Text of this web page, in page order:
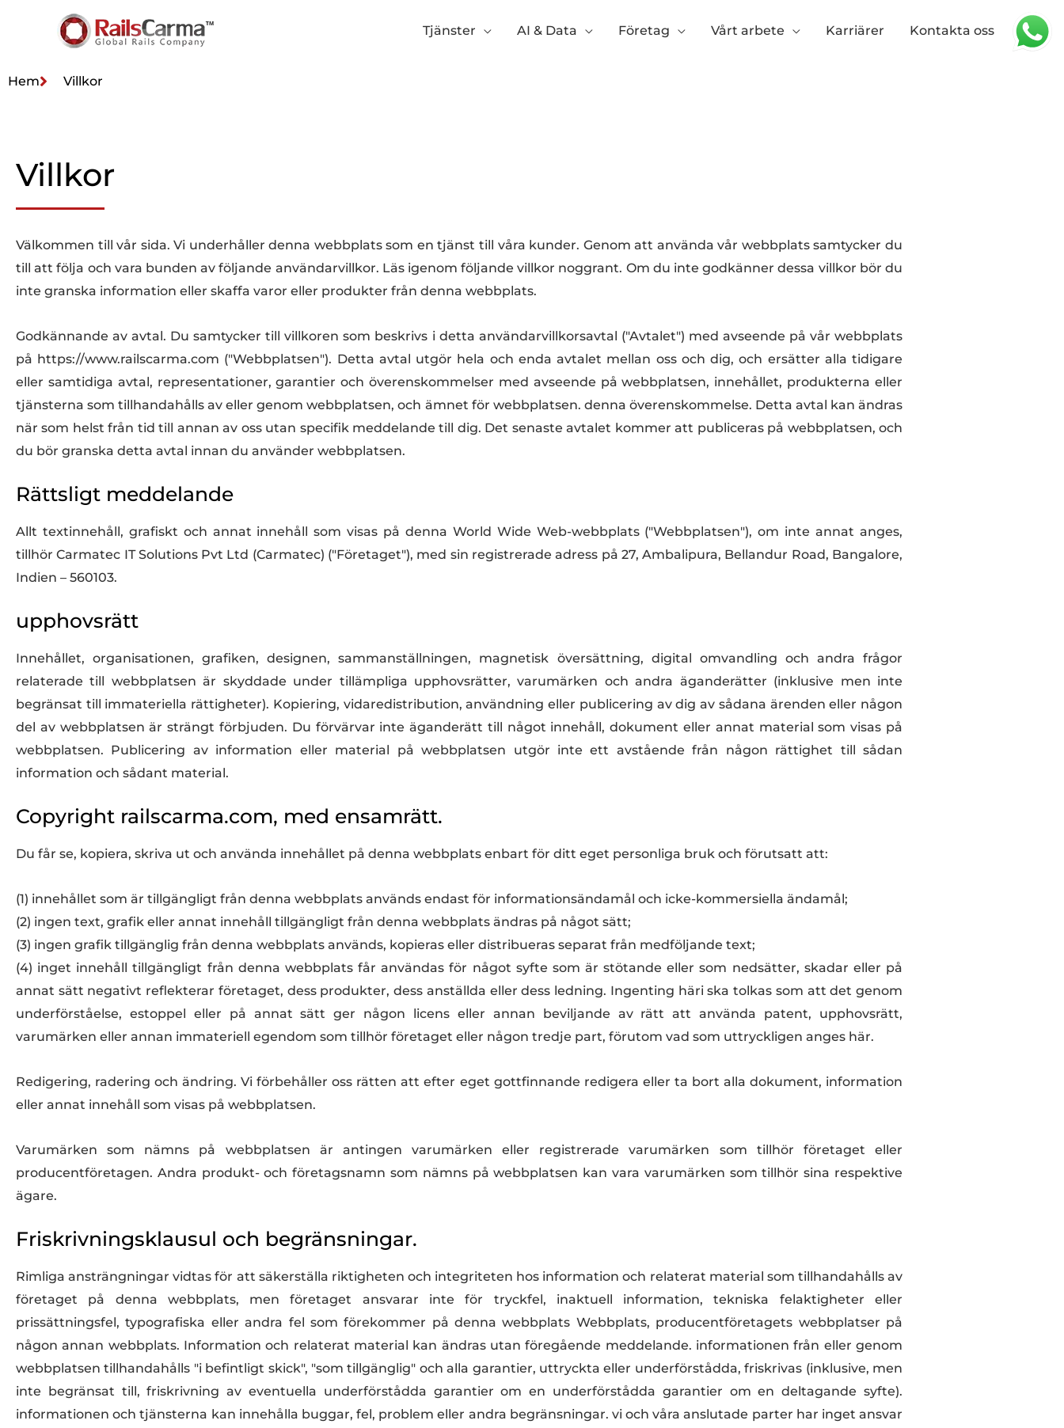
Tjänster AI & Data Företag Vårt arbete Karriärer Kontakta oss
Hem Villkor
Villkor
Välkommen till vår sida. Vi underhåller denna webbplats som en tjänst till våra kunder. Genom att använda vår webbplats samtycker du
till att följa och vara bunden av följande användarvillkor. Läs igenom följande villkor noggrant. Om du inte godkänner dessa villkor bör du
inte granska information eller skaffa varor eller produkter från denna webbplats.
Godkännande av avtal. Du samtycker till villkoren som beskrivs i detta användarvillkorsavtal ("Avtalet") med avseende på vår webbplats
på https://www.railscarma.com ("Webbplatsen"). Detta avtal utgör hela och enda avtalet mellan oss och dig, och ersätter alla tidigare
eller samtidiga avtal, representationer, garantier och överenskommelser med avseende på webbplatsen, innehållet, produkterna eller
tjänsterna som tillhandahålls av eller genom webbplatsen, och ämnet för webbplatsen. denna överenskommelse. Detta avtal kan ändras
när som helst från tid till annan av oss utan specifik meddelande till dig. Det senaste avtalet kommer att publiceras på webbplatsen, och
du bör granska detta avtal innan du använder webbplatsen.
Rättsligt meddelande
Allt textinnehåll, grafiskt och annat innehåll som visas på denna World Wide Web-webbplats ("Webbplatsen"), om inte annat anges,
tillhör Carmatec IT Solutions Pvt Ltd (Carmatec) ("Företaget"), med sin registrerade adress på 27, Ambalipura, Bellandur Road, Bangalore,
Indien – 560103.
upphovsrätt
Innehållet, organisationen, grafiken, designen, sammanställningen, magnetisk översättning, digital omvandling och andra frågor
relaterade till webbplatsen är skyddade under tillämpliga upphovsrätter, varumärken och andra äganderätter (inklusive men inte
begränsat till immateriella rättigheter). Kopiering, vidaredistribution, användning eller publicering av dig av sådana ärenden eller någon
del av webbplatsen är strängt förbjuden. Du förvärvar inte äganderätt till något innehåll, dokument eller annat material som visas på
webbplatsen. Publicering av information eller material på webbplatsen utgör inte ett avstående från någon rättighet till sådan
information och sådant material.
Copyright railscarma.com, med ensamrätt.
Du får se, kopiera, skriva ut och använda innehållet på denna webbplats enbart för ditt eget personliga bruk och förutsatt att:
(1) innehållet som är tillgängligt från denna webbplats används endast för informationsändamål och icke-kommersiella ändamål;
(2) ingen text, grafik eller annat innehåll tillgängligt från denna webbplats ändras på något sätt;
(3) ingen grafik tillgänglig från denna webbplats används, kopieras eller distribueras separat från medföljande text;
(4) inget innehåll tillgängligt från denna webbplats får användas för något syfte som är stötande eller som nedsätter, skadar eller på
annat sätt negativt reflekterar företaget, dess produkter, dess anställda eller dess ledning. Ingenting häri ska tolkas som att det genom
underförståelse, estoppel eller på annat sätt ger någon licens eller annan beviljande av rätt att använda patent, upphovsrätt,
varumärken eller annan immateriell egendom som tillhör företaget eller någon tredje part, förutom vad som uttryckligen anges här.
Redigering, radering och ändring. Vi förbehåller oss rätten att efter eget gottfinnande redigera eller ta bort alla dokument, information
eller annat innehåll som visas på webbplatsen.
Varumärken som nämns på webbplatsen är antingen varumärken eller registrerade varumärken som tillhör företaget eller
producentföretagen. Andra produkt- och företagsnamn som nämns på webbplatsen kan vara varumärken som tillhör sina respektive
ägare.
Friskrivningsklausul och begränsningar.
Rimliga ansträngningar vidtas för att säkerställa riktigheten och integriteten hos information och relaterat material som tillhandahålls av
företaget på denna webbplats, men företaget ansvarar inte för tryckfel, inaktuell information, tekniska felaktigheter eller
prissättningsfel, typografiska eller andra fel som förekommer på denna webbplats Webbplats, producentföretagets webbplatser på
någon annan webbplats. Information och relaterat material kan ändras utan föregående meddelande. informationen från eller genom
webbplatsen tillhandahålls "i befintligt skick", "som tillgänglig" och alla garantier, uttryckta eller underförstådda, friskrivas (inklusive, men
inte begränsat till, friskrivning av eventuella underförstådda garantier om en underförstådda garantier om en deltagande syfte).
informationen och tjänsterna kan innehålla buggar, fel, problem eller andra begränsningar. vi och våra anslutade parter har inget ansvar